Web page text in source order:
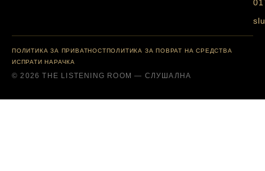
© 2026 THE LISTENING ROOM — СЛУШАЛНА
ПОЛИТИКА ЗА ПРИВАТНОСТПОЛИТИКА ЗА ПОВРАТ НА СРЕДСТВА
ИСПРАТИ НАРАЧКА